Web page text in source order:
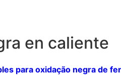
en caliente
para oxidação negra de